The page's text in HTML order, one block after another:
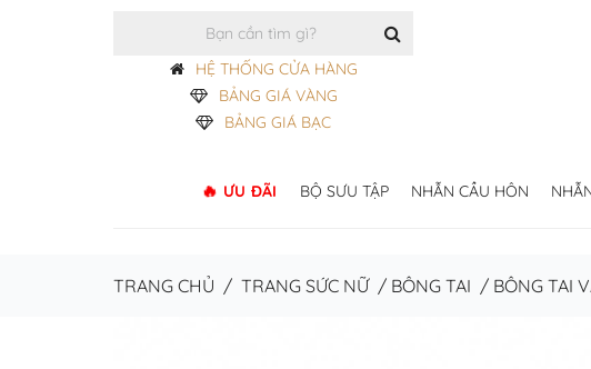
HỆ THỐNG CỬA HÀNG
BẢNG GIÁ VÀNG
BẢNG GIÁ BẠC
ƯU ĐÃI BỘ SƯU TẬP NHẪN CẦU HÔN
TRANG CHỦ / TRANG SỨC NỮ/ BÔNG TAI / BÔNG TAI